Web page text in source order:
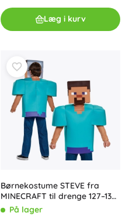
Læg i kurv
Børnekostume STEVE fra
MINECRAFT til drenge 127–136
cm (7–8 år)
På lager